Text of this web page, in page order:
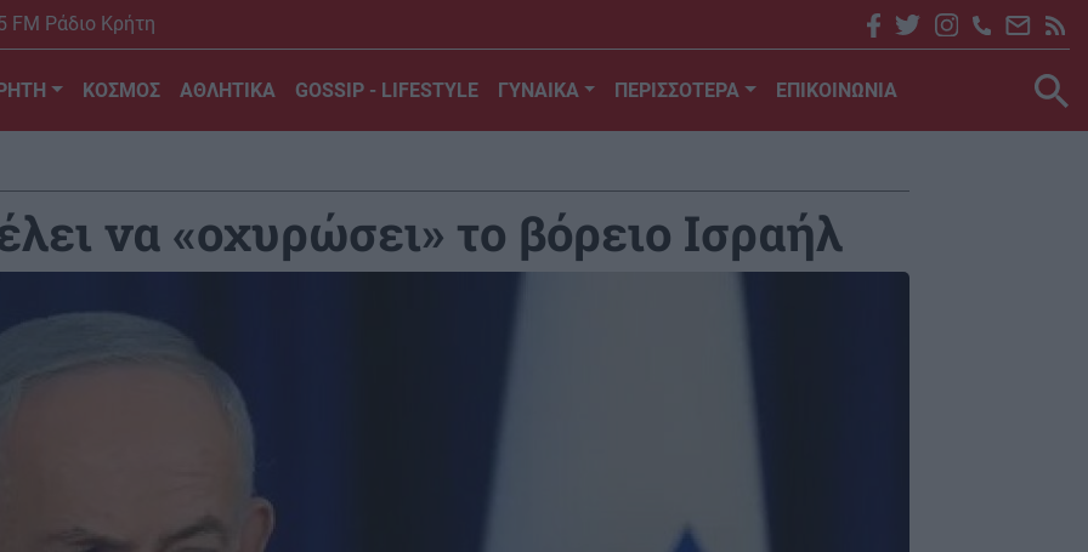
FM Ράδιο Κρήτη
ΚΟΣΜΟΣ ΑΘΛΗΤΙΚΑ GOSSIP - LIFESTYLE ΓΥΝΑΙΚΑ ΠΕΡΙΣΣΟΤΕΡΑ ΕΠΙΚΟΙΝΩΝΙΑ
να «οχυρώσει» το βόρειο Ισραήλ